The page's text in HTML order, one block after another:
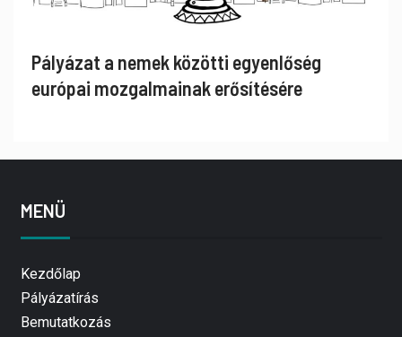
Pályázat a nemek közötti egyenlőség
európai mozgalmainak erősítésére
MENÜ
Kezdőlap
Pályázatírás
Bemutatkozás